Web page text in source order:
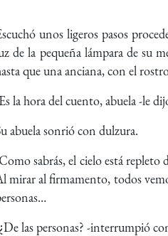
unos ligeros pasos
de la pequeña lámpara de su
que una anciana, con el
la hora del cuento, abuela -le
abuela sonrió con dulzura.
sabrás, el cielo está
mirar al firmamento, todos
las personas? -interrumpió